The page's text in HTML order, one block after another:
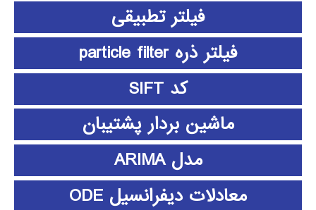
فیلتر تطبیقی
فیلتر ذره particle filter
کد SIFT
ماشین بردار پشتیبان
مدل ARIMA
معادلات دیفرانسیل ODE